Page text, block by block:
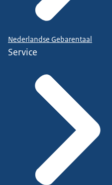
Nederlandse Gebarentaal
Service